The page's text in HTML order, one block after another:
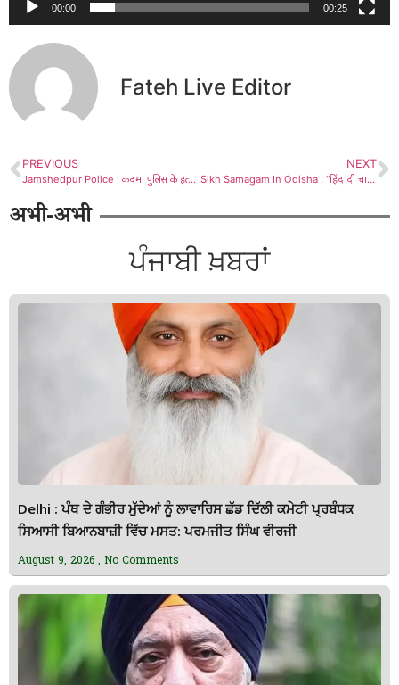
00:00 00:25
Fateh Live Editor
PREVIOUS
Jamshedpur Police : कदमा पुलिस के हत्थे चढ़ा बाइक चोर गिरोह का सरगना, तीन बाइक बरामद, देखें – Video
NEXT
Sikh Samagam In Odisha : “हिंद दी चादर” श्री गुरु तेग बहादुर, 350वें सालाना समागम में शामिल होकर पुरी से लौटी सीजीपीसी टीम एवं संगत, देखें – Video
अभी-अभी
ਪੰਜਾਬੀ ਖ਼ਬਰਾਂ
Delhi : ਪੰਥ ਦੇ ਗੰਭੀਰ ਮੁੱਦੇਆਂ ਨੂੰ ਲਾਵਾਰਿਸ ਛੱਡ ਦਿੱਲੀ ਕਮੇਟੀ ਪ੍ਰਬੰਧਕ
ਸਿਆਸੀ ਬਿਆਨਬਾਜ਼ੀ ਵਿੱਚ ਮਸਤ: ਪਰਮਜੀਤ ਸਿੰਘ ਵੀਰਜੀ
August 9, 2026 No Comments